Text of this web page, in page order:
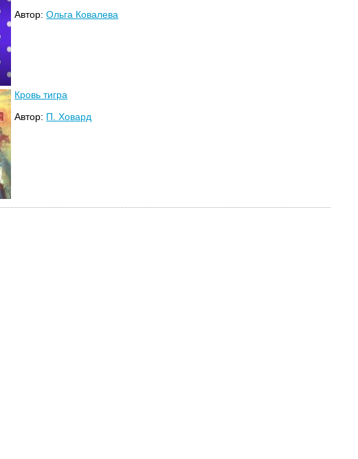
Автор:Ольга Ковалева
Кровь тигра
Автор: П. Ховард